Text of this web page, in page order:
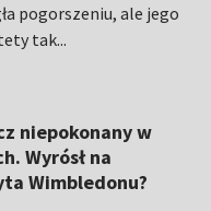
pogorszeniu, ale jego
tak...
niepokonany w
Wyrósł na
Wimbledonu?